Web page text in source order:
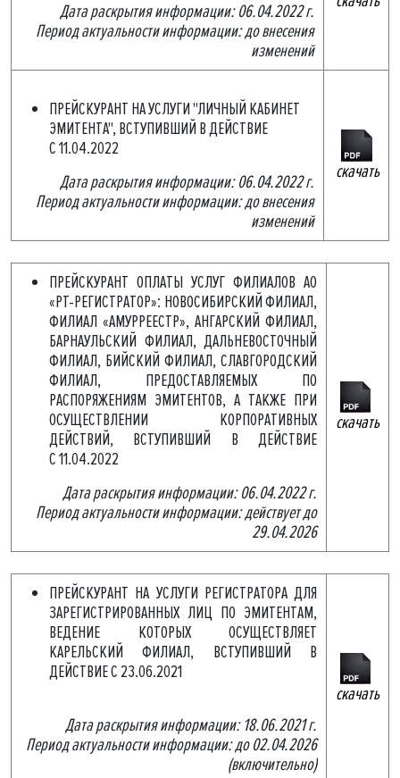
Дата раскрытия информации: 06.04.2022 г.
Период актуальности информации: до внесения
изменений
ПРЕЙСКУРАНТ НА УСЛУГИ "ЛИЧНЫЙ КАБИНЕТ
ЭМИТЕНТА", ВСТУПИВШИЙ В ДЕЙСТВИЕ
С 11.04.2022
Дата раскрытия информации: 06.04.2022 г.
Период актуальности информации: до внесения
изменений
скачать
ПРЕЙСКУРАНТ ОПЛАТЫ УСЛУГ ФИЛИАЛОВ АО
«РТ-РЕГИСТРАТОР»: НОВОСИБИРСКИЙ ФИЛИАЛ,
ФИЛИАЛ «АМУРРЕЕСТР», АНГАРСКИЙ ФИЛИАЛ,
БАРНАУЛЬСКИЙ ФИЛИАЛ, ДАЛЬНЕВОСТОЧНЫЙ
ФИЛИАЛ, БИЙСКИЙ ФИЛИАЛ, СЛАВГОРОДСКИЙ
ФИЛИАЛ, ПРЕДОСТАВЛЯЕМЫХ ПО
РАСПОРЯЖЕНИЯМ ЭМИТЕНТОВ, А ТАКЖЕ ПРИ
ОСУЩЕСТВЛЕНИИ КОРПОРАТИВНЫХ
ДЕЙСТВИЙ, ВСТУПИВШИЙ В ДЕЙСТВИЕ
С 11.04.2022
Дата раскрытия информации: 06.04.2022 г.
Период актуальности информации: действует до
29.04.2026
скачать
ПРЕЙСКУРАНТ НА УСЛУГИ РЕГИСТРАТОРА ДЛЯ
ЗАРЕГИСТРИРОВАННЫХ ЛИЦ ПО ЭМИТЕНТАМ,
ВЕДЕНИЕ КОТОРЫХ ОСУЩЕСТВЛЯЕТ
КАРЕЛЬСКИЙ ФИЛИАЛ, ВСТУПИВШИЙ В
ДЕЙСТВИЕ С 23.06.2021
Дата раскрытия информации: 18.06.2021 г.
Период актуальности информации: до 02.04.2026
(включительно)
скачать